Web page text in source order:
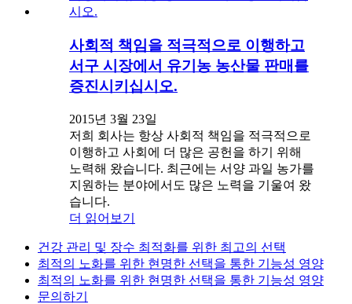
사회적 책임을 적극적으로 이행하고
서구 시장에서 유기농 농산물 판매를
증진시키십시오.
2015년 3월 23일
저희 회사는 항상 사회적 책임을 적극적으로
이행하고 사회에 더 많은 공헌을 하기 위해
노력해 왔습니다. 최근에는 서양 과일 농가를
지원하는 분야에서도 많은 노력을 기울여 왔
습니다.
더 읽어보기
건강 관리 및 장수 최적화를 위한 최고의 선택
최적의 노화를 위한 현명한 선택을 통한 기능성 영양
최적의 노화를 위한 현명한 선택을 통한 기능성 영양
문의하기